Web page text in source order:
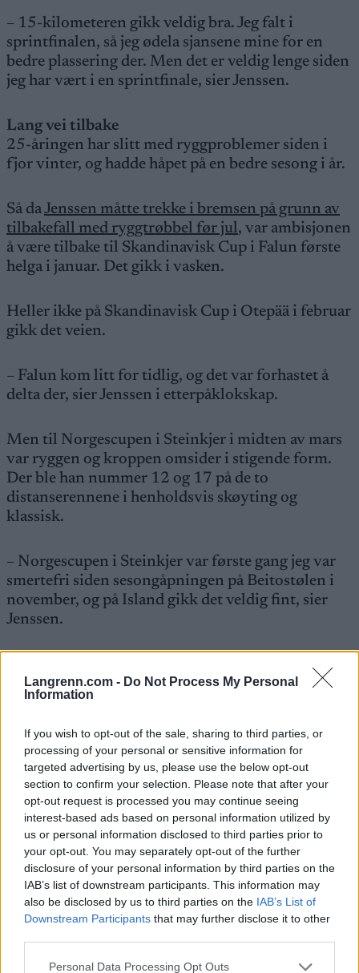
Langrenn.com - Do Not Process My Personal
Information
If you wish to opt-out of the sale, sharing to third parties, or
processing of your personal or sensitive information for
targeted advertising by us, please use the below opt-out
section to confirm your selection. Please note that after your
opt-out request is processed you may continue seeing
interest-based ads based on personal information utilized by
us or personal information disclosed to third parties prior to
your opt-out. You may separately opt-out of the further
disclosure of your personal information by third parties on the
IAB’s list of downstream participants. This information may
also be disclosed by us to third parties on the IAB’s List of
Downstream Participants that may further disclose it to other
Please note that this website/app uses one or more Google
Personal Data Processing Opt Outs
– 15-kilometeren gikk veldig bra. Jeg falt i
sprintfinalen, så jeg ødela sjansene mine for en
bedre plassering der. Men det er veldig lenge siden
jeg har vært i en sprintfinale, sier Jenssen.
Lang vei tilbake
25-åringen har slitt med ryggproblemer siden i
fjor vinter, og hadde håpet på en bedre sesong i år.
Så daJenssen måtte trekke i bremsen på grunn av
tilbakefall med ryggtrøbbel før jul, var ambisjonen
å være tilbake til Skandinavisk Cup i Falun første
helga i januar. Det gikk i vasken.
Heller ikke på Skandinavisk Cup i Otepää i februar
gikk det veien.
– Falun kom litt for tidlig, og det var forhastet å
delta der, sier Jenssen i etterpåklokskap.
Men til Norgescupen i Steinkjer i midten av mars
var ryggen og kroppen omsider i stigende form.
Der ble han nummer 12 og 17 på de to
distanserennene i henholdsvis skøyting og
klassisk.
– Norgescupen i Steinkjer var første gang jeg var
smertefri siden sesongåpningen på Beitostølen i
november, og på Island gikk det veldig fint, sier
Jenssen.
Etter suksessen i finalen av Skandinavisk Cup på
Island, og med ryggen, kroppen og motivasjonen
mandag.
– Da jeg kom hjem fra Island, fikk jeg påvist Covid.
Det passet litt dårlig nå, like før NM og jeg er i
toppform, innrømmer25-åringen fra Hommelvik
For det første hadde det passet ekstra bra med
noen saftige plasseringer i NM etter en vinter med
lite påfyll til CV’en og et landslagsuttak som skal
gjøres i april. Men Jenssen er spesielt skuffet over
at han mister NM-stafetten med laget fra